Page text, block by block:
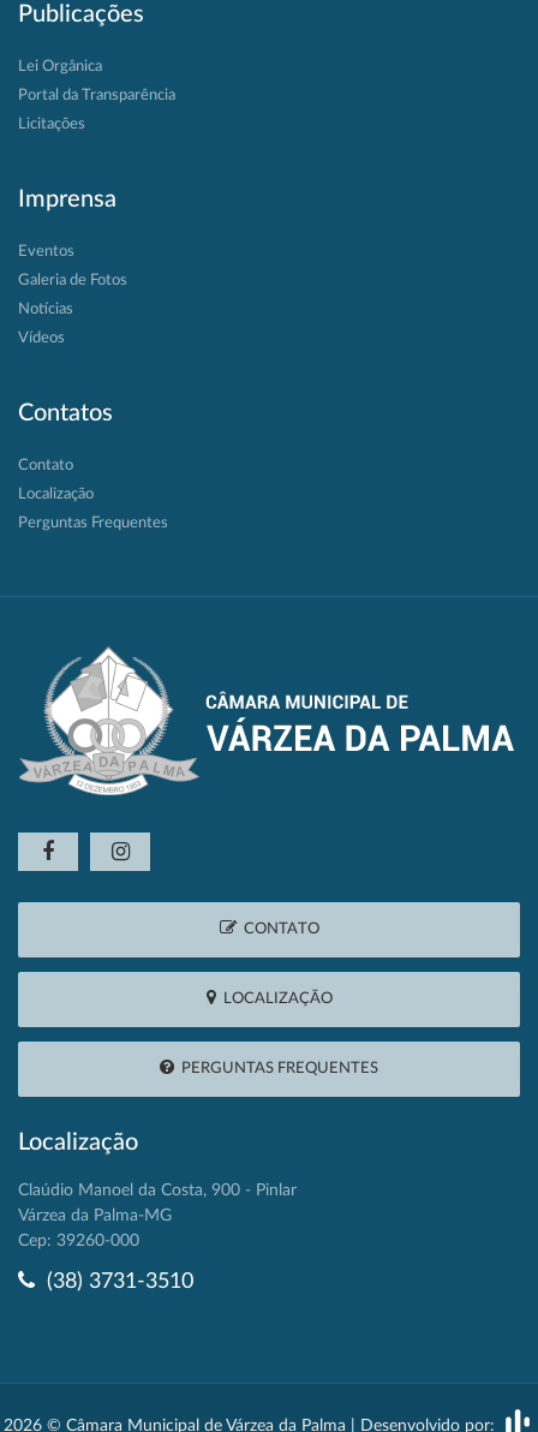
Publicações
Lei Orgânica
Portal da Transparência
Licitações
Imprensa
Eventos
Galeria de Fotos
Notícias
Vídeos
Contatos
Contato
Localização
Perguntas Frequentes
CONTATO
LOCALIZAÇÃO
PERGUNTAS FREQUENTES
Localização
Claúdio Manoel da Costa, 900 - Pinlar
Várzea da Palma-MG
Cep: 39260-000
(38) 3731-3510
2026 © Câmara Municipal de Várzea da Palma | Desenvolvido por: